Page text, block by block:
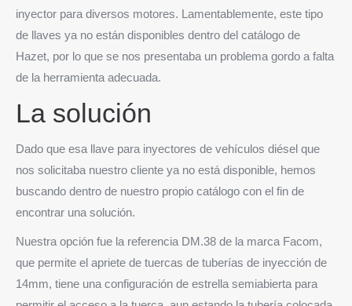
inyector para diversos motores. Lamentablemente, este tipo
de llaves ya no están disponibles dentro del catálogo de
Hazet, por lo que se nos presentaba un problema gordo a falta
de la herramienta adecuada.
La solución
Dado que esa llave para inyectores de vehículos diésel que
nos solicitaba nuestro cliente ya no está disponible, hemos
buscando dentro de nuestro propio catálogo con el fin de
encontrar una solución.
Nuestra opción fue la referencia DM.38 de la marca Facom,
que permite el apriete de tuercas de tuberías de inyección de
14mm, tiene una configuración de estrella semiabierta para